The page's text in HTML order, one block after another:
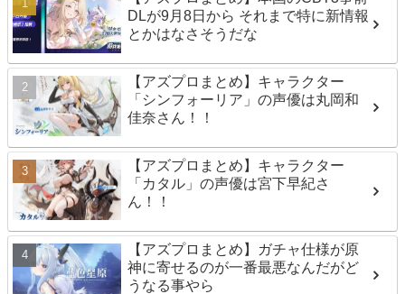
DLが9月8日から それまで特に新情報
とかはなさそうだな
【アズプロまとめ】キャラクター
「シンフォーリア」の声優は丸岡和
佳奈さん！！
【アズプロまとめ】キャラクター
「カタル」の声優は宮下早紀さ
ん！！
【アズプロまとめ】ガチャ仕様が原
神に寄せるのが一番最悪なんだがど
うなる事やら